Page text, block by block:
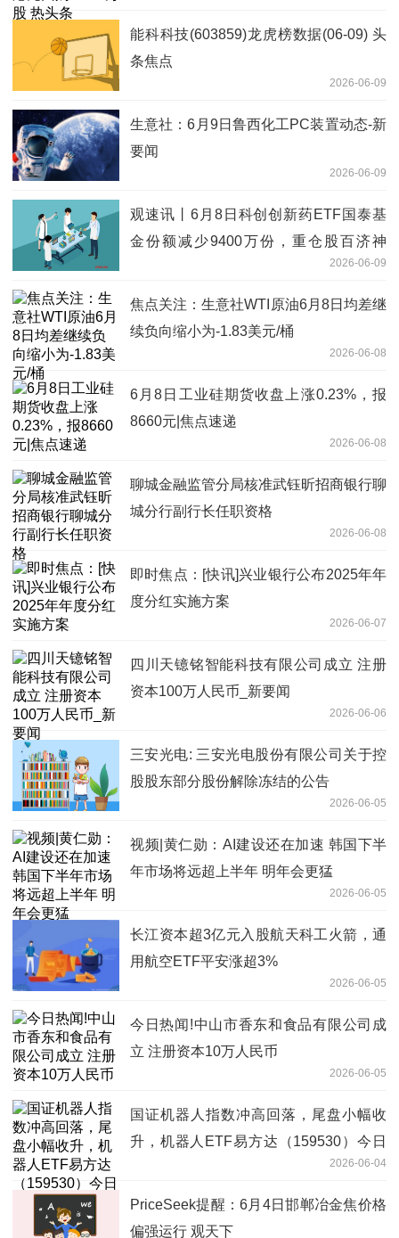
能科科技(603859)龙虎榜数据(06-09) 头
条焦点
2026-06-09
生意社：6月9日鲁西化工PC装置动态-新
要闻
2026-06-09
观速讯丨6月8日科创创新药ETF国泰基
金份额减少9400万份，重仓股百济神
2026-06-09
焦点关注：生意社WTI原油6月8日均差继
续负向缩小为-1.83美元/桶
2026-06-08
6月8日工业硅期货收盘上涨0.23%，报
8660元|焦点速递
2026-06-08
聊城金融监管分局核准武钰昕招商银行聊
城分行副行长任职资格
2026-06-08
即时焦点：[快讯]兴业银行公布2025年年
度分红实施方案
2026-06-07
四川天镱铭智能科技有限公司成立 注册
资本100万人民币_新要闻
2026-06-06
三安光电: 三安光电股份有限公司关于控
股股东部分股份解除冻结的公告
2026-06-05
视频|黄仁勋：AI建设还在加速 韩国下半
年市场将远超上半年 明年会更猛
2026-06-05
长江资本超3亿元入股航天科工火箭，通
用航空ETF平安涨超3%
2026-06-05
今日热闻!中山市香东和食品有限公司成
立 注册资本10万人民币
2026-06-05
国证机器人指数冲高回落，尾盘小幅收
升，机器人ETF易方达（159530）今日
2026-06-04
PriceSeek提醒：6月4日邯郸冶金焦价格
偏强运行 观天下